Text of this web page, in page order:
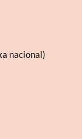
nacional)